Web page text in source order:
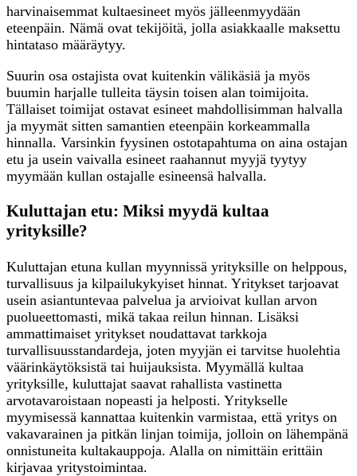
harvinaisemmat kultaesineet myös jälleenmyydään
eteenpäin. Nämä ovat tekijöitä, jolla asiakkaalle maksettu
hintataso määräytyy.
Suurin osa ostajista ovat kuitenkin välikäsiä ja myös
buumin harjalle tulleita täysin toisen alan toimijoita.
Tällaiset toimijat ostavat esineet mahdollisimman halvalla
ja myymät sitten samantien eteenpäin korkeammalla
hinnalla. Varsinkin fyysinen ostotapahtuma on aina ostajan
etu ja usein vaivalla esineet raahannut myyjä tyytyy
myymään kullan ostajalle esineensä halvalla.
Kuluttajan etu: Miksi myydä kultaa
yrityksille?
Kuluttajan etuna kullan myynnissä yrityksille on helppous,
turvallisuus ja kilpailukykyiset hinnat. Yritykset tarjoavat
usein asiantuntevaa palvelua ja arvioivat kullan arvon
puolueettomasti, mikä takaa reilun hinnan. Lisäksi
ammattimaiset yritykset noudattavat tarkkoja
turvallisuusstandardeja, joten myyjän ei tarvitse huolehtia
väärinkäytöksistä tai huijauksista. Myymällä kultaa
yrityksille, kuluttajat saavat rahallista vastinetta
arvotavaroistaan nopeasti ja helposti. Yritykselle
myymisessä kannattaa kuitenkin varmistaa, että yritys on
vakavarainen ja pitkän linjan toimija, jolloin on lähempänä
onnistuneita kultakauppoja. Alalla on nimittäin erittäin
kirjavaa yritystoimintaa.